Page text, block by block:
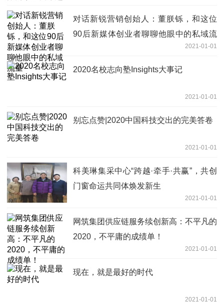
对话新锐营销创始人：董朕铄，和这位
90后新媒体创业者聊聊他眼中的私域流
2021-01-01
2020名校志向塾Insights大事记
2021-01-01
别忘点赞|2020中国科技交出的完美答卷
2021-01-01
科美琳集采中心“跨越·牵手·共赢”，共创
门窗命运共同体焕发新生
2021-01-01
网筑集团供应链服务续创新高：不平凡的
2020，不平庸的成绩单！
2021-01-01
现在，就是最好的时代
2021-01-01